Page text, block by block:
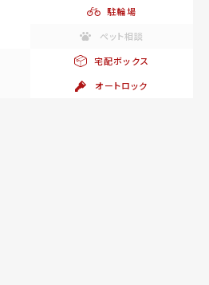
駐輪場
ペット相談
宅配ボックス
オートロック